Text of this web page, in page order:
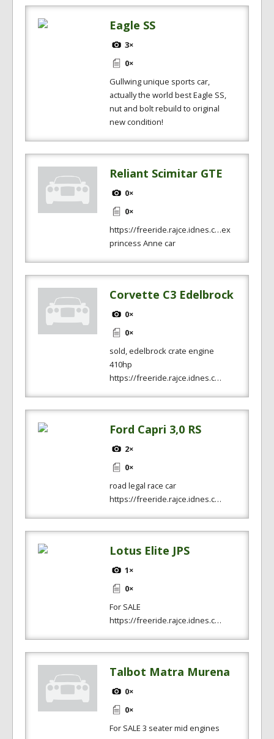
Eagle SS
3×
0×
Gullwing unique sports car,
actually the world best Eagle SS,
nut and bolt rebuild to original
new condition!
Reliant Scimitar GTE
0×
0×
https://freeride.rajce.idnes.c…ex
princess Anne car
Corvette C3 Edelbrock
0×
0×
sold, edelbrock crate engine
410hp
https://freeride.rajce.idnes.c…
Ford Capri 3,0 RS
2×
0×
road legal race car
https://freeride.rajce.idnes.c…
Lotus Elite JPS
1×
0×
For SALE
https://freeride.rajce.idnes.c…
Talbot Matra Murena
0×
0×
For SALE 3 seater mid engines